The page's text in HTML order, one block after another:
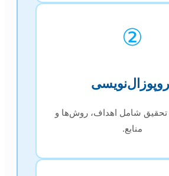
②
تحقیق شامل اهداف، روش‌ها و
منابع.